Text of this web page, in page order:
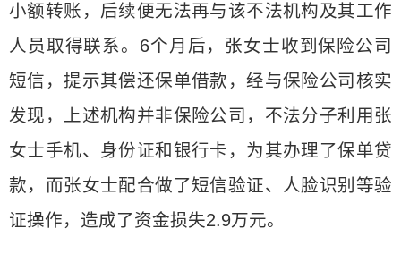
小额转账，后续便无法再与该不法机构及其工作
人员取得联系。6个月后，张女士收到保险公司
短信，提示其偿还保单借款，经与保险公司核实
发现，上述机构并非保险公司，不法分子利用张
女士手机、身份证和银行卡，为其办理了保单贷
款，而张女士配合做了短信验证、人脸识别等验
证操作，造成了资金损失2.9万元。